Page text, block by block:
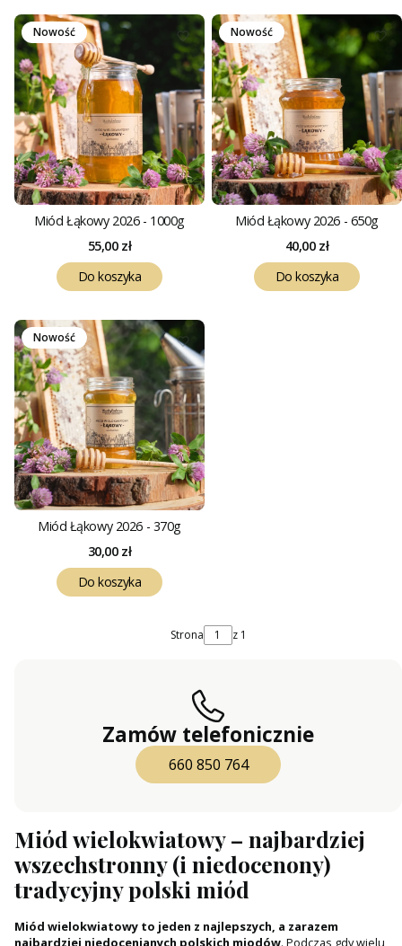
Nowość
Miód Łąkowy 2026 - 1000g
Cena
55,00 zł
Do koszyka
Nowość
Miód Łąkowy 2026 - 650g
Cena
40,00 zł
Do koszyka
Nowość
Miód Łąkowy 2026 - 370g
Cena
30,00 zł
Do koszyka
Strona z 1
Zamów telefonicznie
660 850 764
Miód wielokwiatowy – najbardziej
wszechstronny (i niedocenony)
tradycyjny polski miód
Miód wielokwiatowy to jeden z najlepszych, a zarazem
najbardziej niedocenianych polskich miodów. Podczas gdy wielu